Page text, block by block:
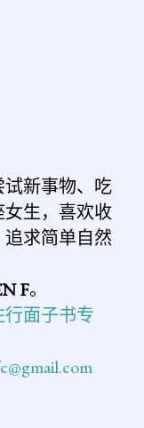
新事物、吃
生，喜欢收
求简单自然
F。
行面子书专